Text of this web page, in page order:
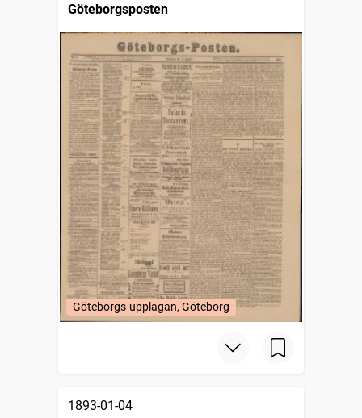
Göteborgsposten
Göteborgs-upplagan, Göteborg
1893-01-04